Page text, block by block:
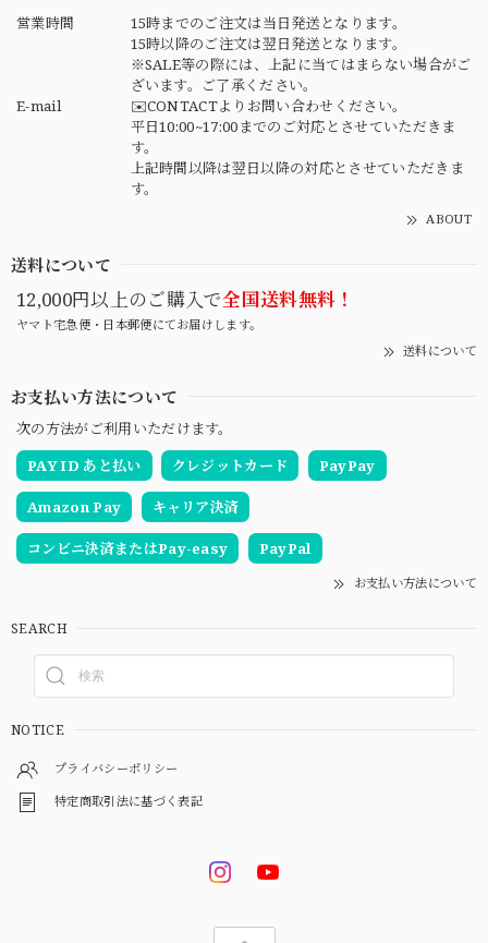
営業時間
15時までのご注文は当日発送となります。
15時以降のご注文は翌日発送となります。
※SALE等の際には、上記に当てはまらない場合がご
ざいます。ご了承ください。
E-mail
✉️CONTACTよりお問い合わせください。
平日10:00~17:00までのご対応とさせていただきま
す。
上記時間以降は翌日以降の対応とさせていただきま
す。
ABOUT
送料について
12,000円以上のご購入で全国送料無料！
ヤマト宅急便・日本郵便にてお届けします。
送料について
お支払い方法について
次の方法がご利用いただけます。
PAY ID あと払い
クレジットカード PayPay
Amazon Pay キャリア決済
コンビニ決済またはPay-easy PayPal
お支払い方法について
SEARCH
NOTICE
プライバシーポリシー
特定商取引法に基づく表記